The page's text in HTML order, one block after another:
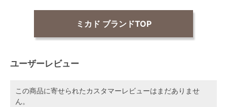
ミカド ブランドTOP
ユーザーレビュー
この商品に寄せられたカスタマーレビューはまだありませ
ん。